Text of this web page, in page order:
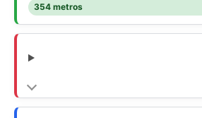
354 metros